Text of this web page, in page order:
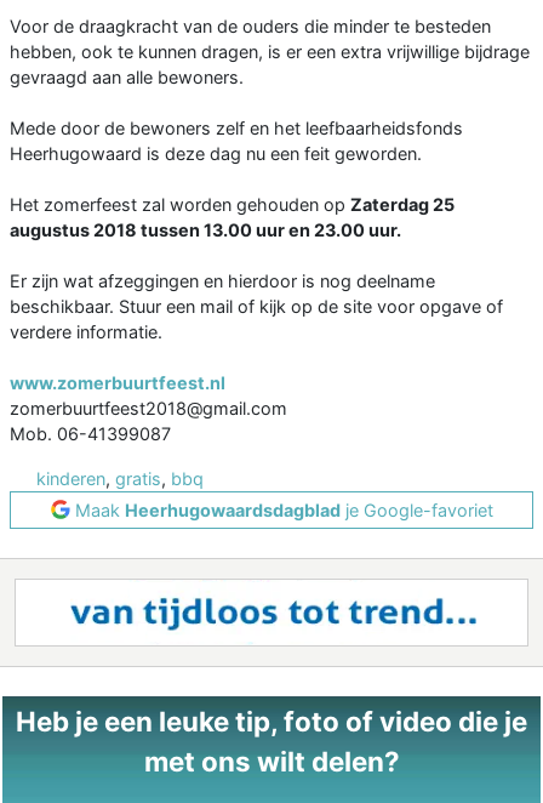
Voor de draagkracht van de ouders die minder te besteden
hebben, ook te kunnen dragen, is er een extra vrijwillige bijdrage
gevraagd aan alle bewoners.
Mede door de bewoners zelf en het leefbaarheidsfonds
Heerhugowaard is deze dag nu een feit geworden.
Het zomerfeest zal worden gehouden op Zaterdag 25
augustus 2018 tussen 13.00 uur en 23.00 uur.
Er zijn wat afzeggingen en hierdoor is nog deelname
beschikbaar. Stuur een mail of kijk op de site voor opgave of
verdere informatie.
www.zomerbuurtfeest.nl
zomerbuurtfeest2018@gmail.com
Mob. 06-41399087
kinderen, gratis, bbq
Maak Heerhugowaardsdagbladje Google-favoriet
Heb je een leuke tip, foto of video die je
met ons wilt delen?